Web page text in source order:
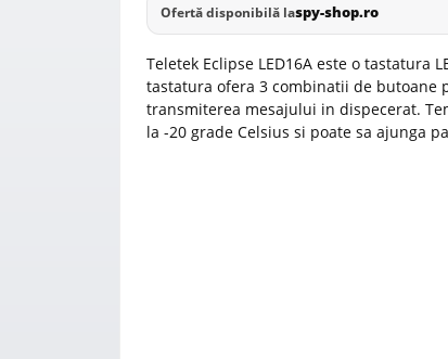
Ofertă disponibilă laspy-shop.ro
Teletek Eclipse LED16A este o tastatura
tastatura ofera 3 combinatii de butoane
transmiterea mesajului in dispecerat.
la -20 grade Celsius si poate sa ajunga